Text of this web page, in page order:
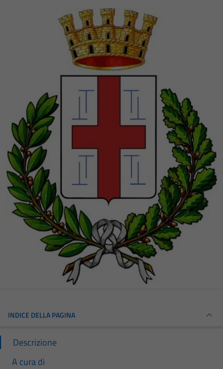
INDICE DELLA PAGINA
Descrizione
A cura di